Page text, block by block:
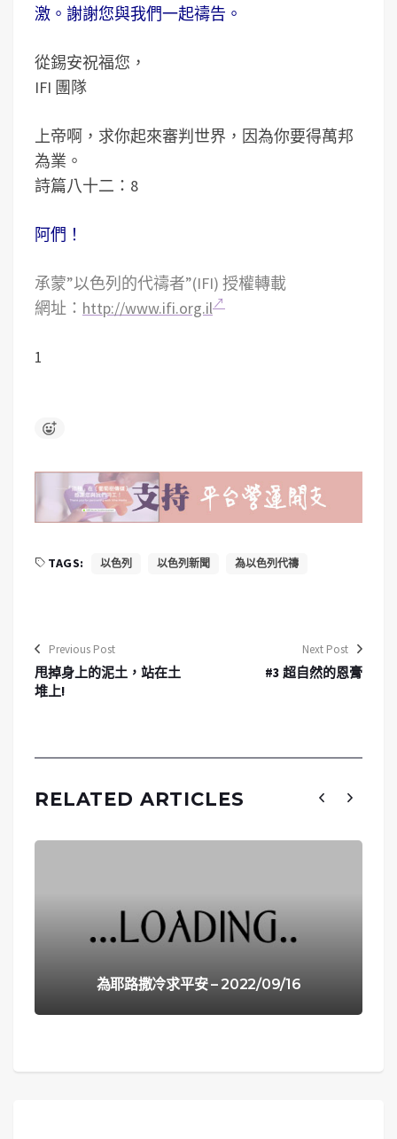
激。謝謝您與我們一起禱告。
從錫安祝福您，
IFI 團隊
上帝啊，求你起來審判世界，因為你要得萬邦
為業。
詩篇八十二：8
阿們！
承蒙”以色列的代禱者”(IFI) 授權轉載
網址： http://www.ifi.org.il
1
TAGS: 以色列 以色列新聞 為以色列代禱
Previous Post
甩掉身上的泥土，站在土
堆上!
Next Post
#3 超自然的恩膏
RELATED ARTICLES
為耶路撒冷求平安 – 2022/09/16